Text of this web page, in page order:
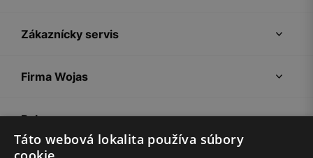
Zákaznícky servis
Firma Wojas
Pokyny
Táto webová lokalita používa súbory